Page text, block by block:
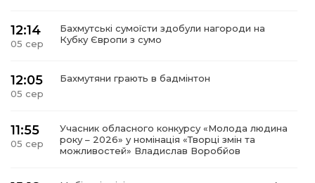
12:14
05 сер
Бахмутські сумоїсти здобули нагороди на
Кубку Європи з сумо
12:05
05 сер
Бахмутяни грають в бадмінтон
11:55
05 сер
Учасник обласного конкурсу «Молода людина
року – 2026» у номінація «Творці змін та
можливостей» Владислав Воробйов